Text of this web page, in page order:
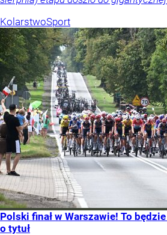
KolarstwoSport
Polski finał w Warszawie! To
o tytuł